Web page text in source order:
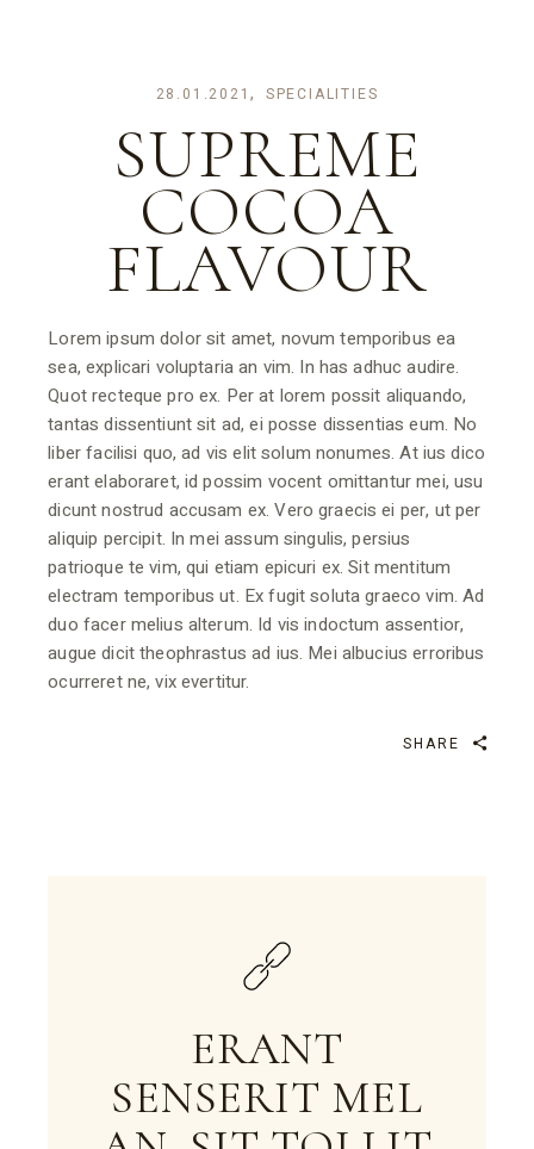
28.01.2021 SPECIALITIES
SUPREME
COCOA
FLAVOUR
Lorem ipsum dolor sit amet, novum temporibus ea
sea, explicari voluptaria an vim. In has adhuc audire.
Quot recteque pro ex. Per at lorem possit aliquando,
tantas dissentiunt sit ad, ei posse dissentias eum. No
liber facilisi quo, ad vis elit solum nonumes. At ius dico
erant elaboraret, id possim vocent omittantur mei, usu
dicunt nostrud accusam ex. Vero graecis ei per, ut per
aliquip percipit. In mei assum singulis, persius
patrioque te vim, qui etiam epicuri ex. Sit mentitum
electram temporibus ut. Ex fugit soluta graeco vim. Ad
duo facer melius alterum. Id vis indoctum assentior,
augue dicit theophrastus ad ius. Mei albucius erroribus
ocurreret ne, vix evertitur.
SHARE
ERANT
SENSERIT MEL